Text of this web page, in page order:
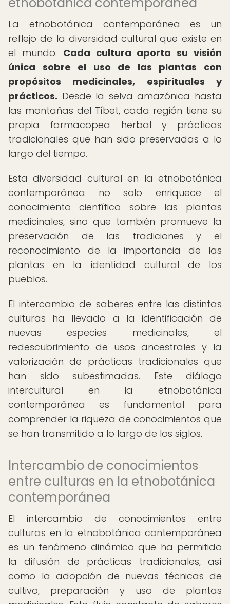
La etnobotánica contemporánea es un
reflejo de la diversidad cultural que existe en
el mundo. Cada cultura aporta su visión
única sobre el uso de las plantas con
propósitos medicinales, espirituales y
prácticos. Desde la selva amazónica hasta
las montañas del Tíbet, cada región tiene su
propia farmacopea herbal y prácticas
tradicionales que han sido preservadas a lo
largo del tiempo.
Esta diversidad cultural en la etnobotánica
contemporánea no solo enriquece el
conocimiento científico sobre las plantas
medicinales, sino que también promueve la
preservación de las tradiciones y el
reconocimiento de la importancia de las
plantas en la identidad cultural de los
pueblos.
El intercambio de saberes entre las distintas
culturas ha llevado a la identificación de
nuevas especies medicinales, el
redescubrimiento de usos ancestrales y la
valorización de prácticas tradicionales que
han sido subestimadas. Este diálogo
intercultural en la etnobotánica
contemporánea es fundamental para
comprender la riqueza de conocimientos que
se han transmitido a lo largo de los siglos.
Intercambio de conocimientos
entre culturas en la etnobotánica
contemporánea
El intercambio de conocimientos entre
culturas en la etnobotánica contemporánea
es un fenómeno dinámico que ha permitido
la difusión de prácticas tradicionales, así
como la adopción de nuevas técnicas de
cultivo, preparación y uso de plantas